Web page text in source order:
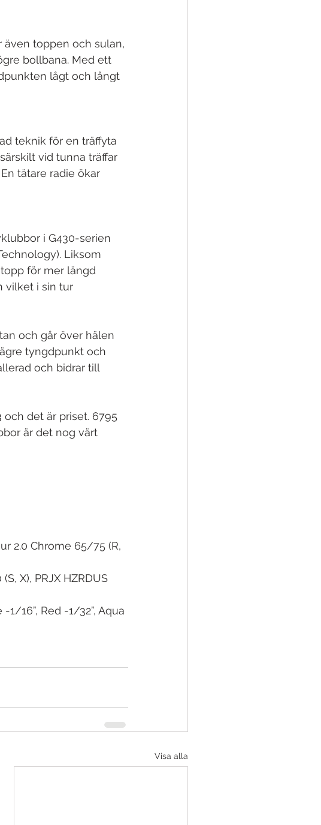
även toppen och sulan,
bollbana. Med ett
lågt och långt
teknik för en träffyta
vid tunna träffar
tätare radie ökar
i G430-serien
Liksom
för mer längd
vilket i sin tur
och går över hälen
tyngdpunkt och
och bidrar till
det är priset. 6795
är det nog värt
2.0 Chrome 65/75 (R,
X), PRJX HZRDUS
16”, Red -1/32”, Aqua
Visa alla